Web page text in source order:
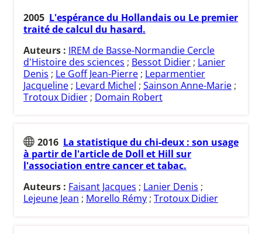
2005 L'espérance du Hollandais ou Le premier
traité de calcul du hasard.
Auteurs : IREM de Basse-Normandie Cercle
d'Histoire des sciences ; Bessot Didier ; Lanier
Denis ; Le Goff Jean-Pierre ; Leparmentier
Jacqueline ; Levard Michel ; Sainson Anne-Marie ;
Trotoux Didier ; Domain Robert
2016 La statistique du chi-deux : son usage
à partir de l'article de Doll et Hill sur
l'association entre cancer et tabac.
Auteurs : Faisant Jacques ; Lanier Denis ;
Lejeune Jean ; Morello Rémy ; Trotoux Didier